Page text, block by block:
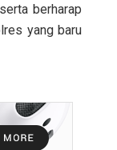
berharap
yang baru